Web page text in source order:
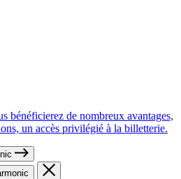
bénéficierez de nombreux avantages,
un accès privilégié à la billetterie.